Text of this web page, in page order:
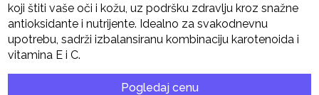
koji štiti vaše oči i kožu, uz podršku zdravlju kroz snažne
antioksidante i nutrijente. Idealno za svakodnevnu
upotrebu, sadrži izbalansiranu kombinaciju karotenoida i
vitamina E i C.
Pogledaj cenu